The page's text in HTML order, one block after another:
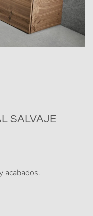
SALVAJE
acabados.